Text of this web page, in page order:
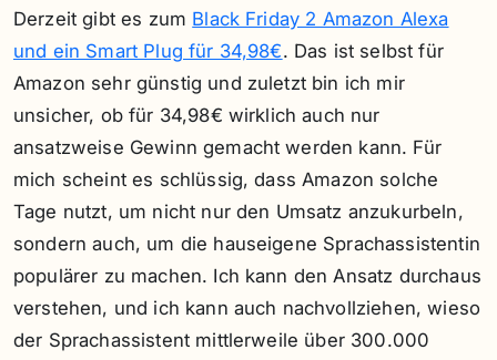
Derzeit gibt es zum Black Friday 2 Amazon Alexa
und ein Smart Plug für 34,98€. Das ist selbst für
Amazon sehr günstig und zuletzt bin ich mir
unsicher, ob für 34,98€ wirklich auch nur
ansatzweise Gewinn gemacht werden kann. Für
mich scheint es schlüssig, dass Amazon solche
Tage nutzt, um nicht nur den Umsatz anzukurbeln,
sondern auch, um die hauseigene Sprachassistentin
populärer zu machen. Ich kann den Ansatz durchaus
verstehen, und ich kann auch nachvollziehen, wieso
der Sprachassistent mittlerweile über 300.000